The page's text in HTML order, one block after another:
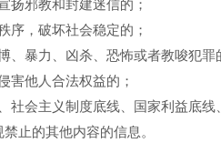
邪教和封建迷信的；
，破坏社会稳定的；
、暴力、凶杀、恐怖或者教唆犯罪
害他人合法权益的；
会主义制度底线、国家利益底
止的其他内容的信息。